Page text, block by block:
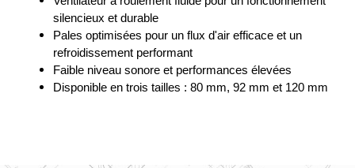
silencieux et durable
Pales optimisées pour un flux d'air efficace et un
refroidissement performant
Faible niveau sonore et performances élevées
Disponible en trois tailles : 80 mm, 92 mm et 120 mm